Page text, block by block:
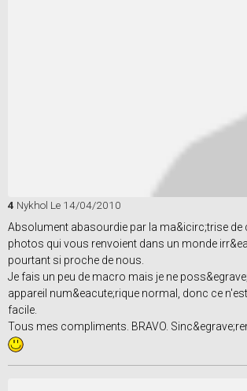
4 Nykhol Le 14/04/2010
Absolument abasourdie par la ma&icirc;trise de
photos qui vous renvoient dans un monde
pourtant si proche de nous.
Je fais un peu de macro mais je ne
appareil num&eacute;rique normal, donc ce
facile.
Tous mes compliments. BRAVO.